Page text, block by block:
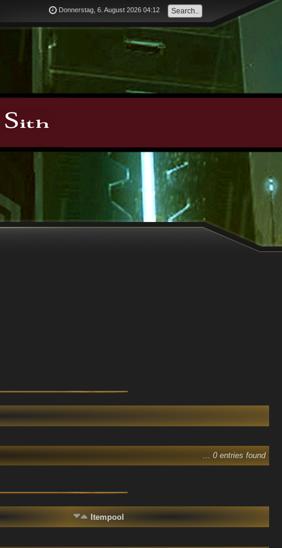
Donnerstag, 6. August 2026 04:12
... 0 entries found
Itempool